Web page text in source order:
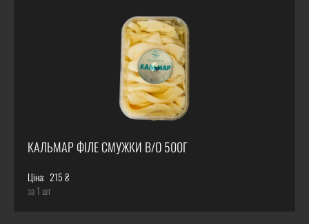
КАЛЬМАР ФІЛЕ СМУЖКИ В/О 500Г
Ціна: 215 ₴
за 1 шт